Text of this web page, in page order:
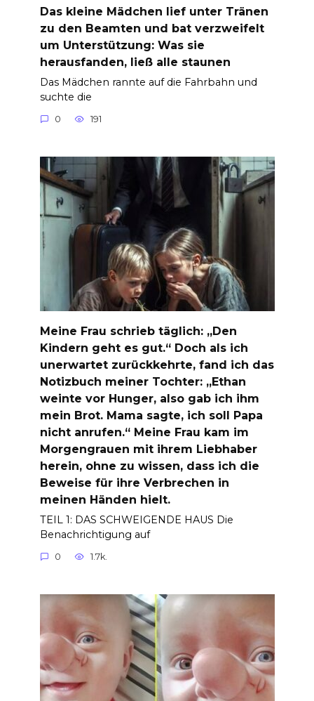
Das kleine Mädchen lief unter Tränen
zu den Beamten und bat verzweifelt
um Unterstützung: Was sie
herausfanden, ließ alle staunen
Das Mädchen rannte auf die Fahrbahn und
suchte die
0 191
Meine Frau schrieb täglich: „Den
Kindern geht es gut.“ Doch als ich
unerwartet zurückkehrte, fand ich das
Notizbuch meiner Tochter: „Ethan
weinte vor Hunger, also gab ich ihm
mein Brot. Mama sagte, ich soll Papa
nicht anrufen.“ Meine Frau kam im
Morgengrauen mit ihrem Liebhaber
herein, ohne zu wissen, dass ich die
Beweise für ihre Verbrechen in
meinen Händen hielt.
TEIL 1: DAS SCHWEIGENDE HAUS Die
Benachrichtigung auf
0 1.7k.